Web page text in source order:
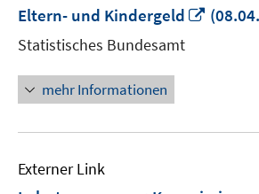
Eltern- und Kindergeld
In
Statistisches Bundesamt
mehr Informationen
Externer Link